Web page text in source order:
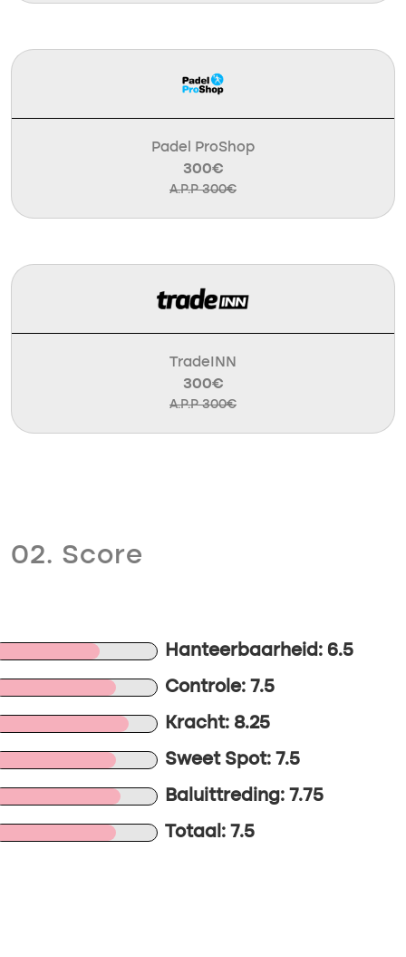
Padel ProShop
300€
A.P.P 300€
TradeINN
300€
A.P.P 300€
02. Score
Hanteerbaarheid: 6.5
Controle: 7.5
Kracht: 8.25
Sweet Spot: 7.5
Baluittreding: 7.75
Totaal: 7.5